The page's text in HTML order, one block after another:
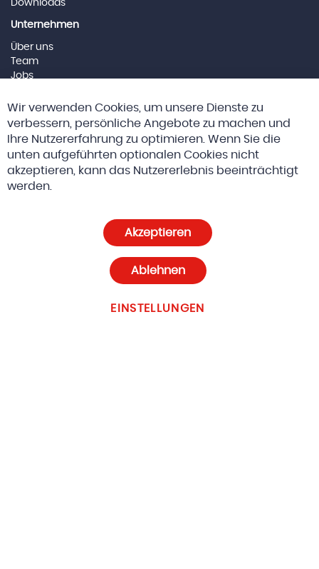
Downloads
Unternehmen
Über uns
Team
Jobs
Social Media
Cookie-Einstellungen
Wir verwenden Cookies, um unsere Dienste zu
verbessern, persönliche Angebote zu machen und
Ihre Nutzererfahrung zu optimieren. Wenn Sie die
unten aufgeführten optionalen Cookies nicht
akzeptieren, kann das Nutzererlebnis beeinträchtigt
werden.
Akzeptieren
EINSTELLUNGEN
Ablehnen